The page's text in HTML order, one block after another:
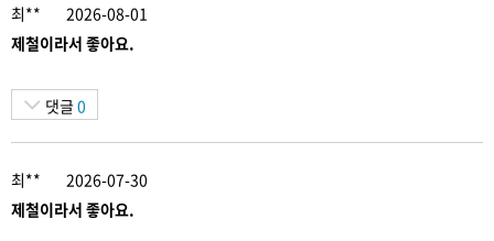
최**
2026-08-01
제철이라서 좋아요.
댓글 0
최**
2026-07-30
제철이라서 좋아요.